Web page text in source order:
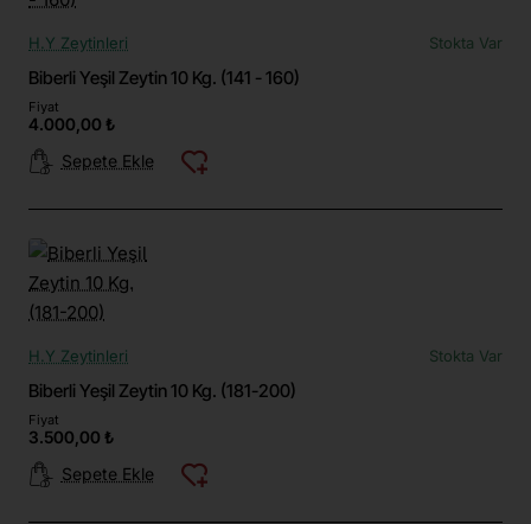
H.Y Zeytinleri Stokta Var
Biberli Yeşil Zeytin 10 Kg. (141 - 160)
Fiyat
4.000,00 ₺
Sepete Ekle
H.Y Zeytinleri Stokta Var
Biberli Yeşil Zeytin 10 Kg. (181-200)
Fiyat
3.500,00 ₺
Sepete Ekle